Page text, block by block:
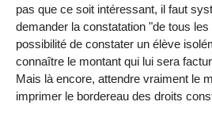
pas que ce soit intéressant, il faut
demander la constatation "de tous
possibilité de constater un élève
connaître le montant qui lui sera
Mais là encore, attendre vraiment le
imprimer le bordereau des droits